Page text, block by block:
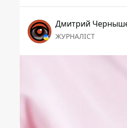
Дмитрий
ЖУРНАЛІСТ